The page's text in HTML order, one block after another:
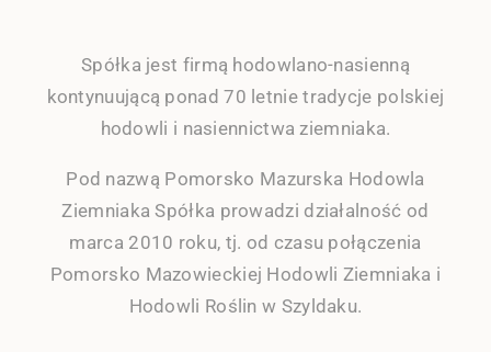
Spółka jest firmą hodowlano-nasienną
kontynuującą ponad 70 letnie tradycje polskiej
hodowli i nasiennictwa ziemniaka.
Pod nazwą Pomorsko Mazurska Hodowla
Ziemniaka Spółka prowadzi działalność od
marca 2010 roku, tj. od czasu połączenia
Pomorsko Mazowieckiej Hodowli Ziemniaka i
Hodowli Roślin w Szyldaku.